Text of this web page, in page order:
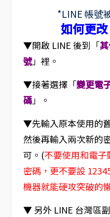
*LINE 帳號
如何更
▼開啟 LINE 後到「
號」裡。
▼接著選擇「變更電
碼」。
▼先輸入原本使用的
然後再輸入兩次新的
可。(不要使用和電
密碼，更不要設
機器就能硬攻突破的
▼ 另外 LINE 台灣區